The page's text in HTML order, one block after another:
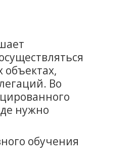
Во
нужно
обучения